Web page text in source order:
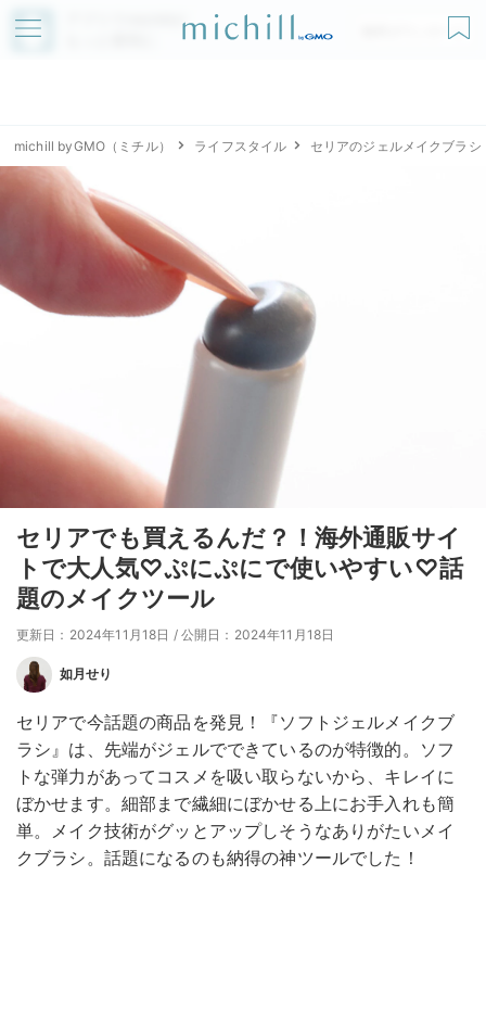
アプリでmichillが
無料ダウンロード
michill byGMO（ミチル） ライフスタイル セリアのジェルメイクブラシ
セリアでも買えるんだ？！海外通販サイ
トで大人気♡ぷにぷにで使いやすい♡話
題のメイクツール
更新日：2024年11月18日 / 公開日：2024年11月18日
如月せり
セリアで今話題の商品を発見！『ソフトジェルメイクブ
ラシ』は、先端がジェルでできているのが特徴的。ソフ
トな弾力があってコスメを吸い取らないから、キレイに
ぼかせます。細部まで繊細にぼかせる上にお手入れも簡
単。メイク技術がグッとアップしそうなありがたいメイ
クブラシ。話題になるのも納得の神ツールでした！